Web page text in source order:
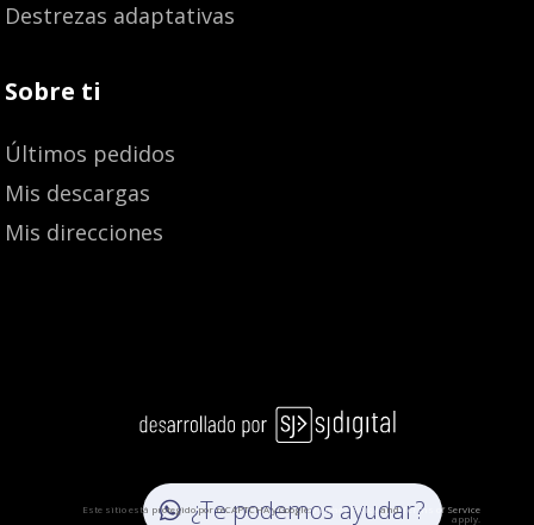
Destrezas adaptativas
Sobre ti
Últimos pedidos
Mis descargas
Mis direcciones
¿Te podemos ayudar?
Este sitio está protegido por reCAPTCHA y Google:Privacy Policy andTerms of Service
apply.